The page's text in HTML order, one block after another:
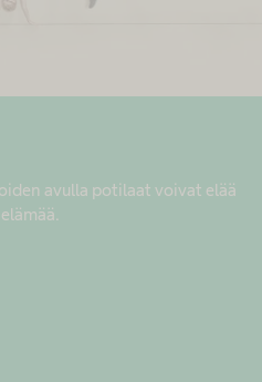
avulla potilaat voivat elää